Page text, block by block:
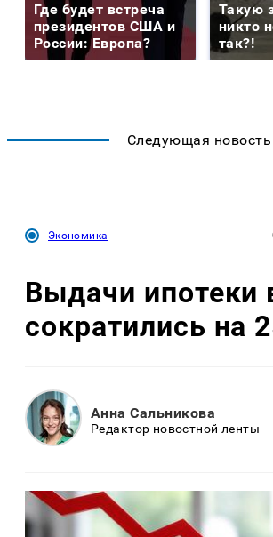
Где будет встреча
президентов США и
России: Европа?
Такую
никто
так?!
Следующая новость
Экономика
Выдачи ипотеки
сократились на
Анна Сальникова
Редактор новостной ленты